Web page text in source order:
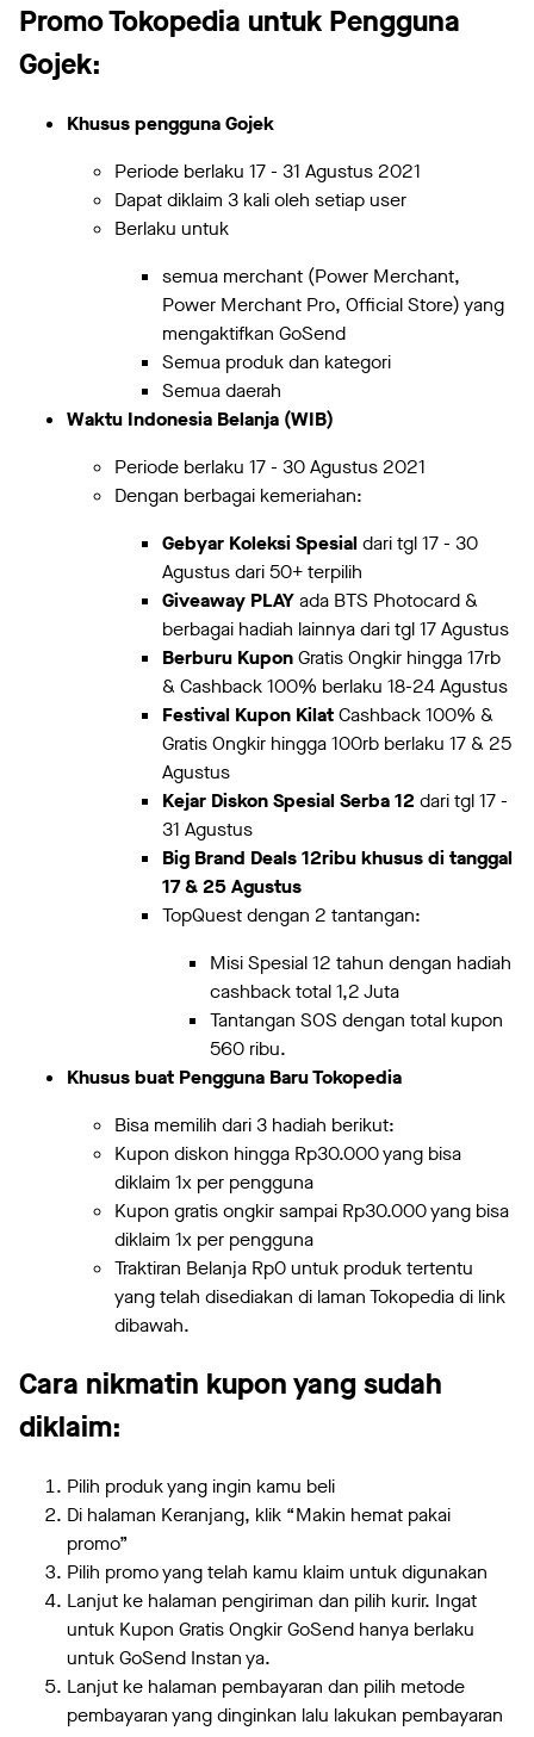
Promo Tokopedia untuk Pengguna
Gojek:
Khusus pengguna Gojek
Periode berlaku 17 - 31 Agustus 2021
Dapat diklaim 3 kali oleh setiap user
Berlaku untuk
semua merchant (Power Merchant,
Power Merchant Pro, Official Store) yang
mengaktifkan GoSend
Semua produk dan kategori
Semua daerah
Waktu Indonesia Belanja (WIB)
Periode berlaku 17 - 30 Agustus 2021
Dengan berbagai kemeriahan:
Gebyar Koleksi Spesialdari tgl 17 - 30
Agustus dari 50+ terpilih
Giveaway PLAYada BTS Photocard &
berbagai hadiah lainnya dari tgl 17 Agustus
Berburu KuponGratis Ongkir hingga 17rb
& Cashback 100% berlaku 18-24 Agustus
Festival Kupon KilatCashback 100% &
Gratis Ongkir hingga 100rb berlaku 17 & 25
Agustus
Kejar Diskon Spesial Serba 12 dari tgl 17 -
31 Agustus
Big Brand Deals 12ribukhusus di tanggal
17 & 25 Agustus
TopQuest dengan 2 tantangan:
Misi Spesial 12 tahun dengan hadiah
cashback total 1,2 Juta
Tantangan SOS dengan total kupon
560 ribu.
Khusus buat Pengguna Baru Tokopedia
Bisa memilih dari 3 hadiah berikut:
Kupon diskon hingga Rp30.000 yang bisa
diklaim 1x per pengguna
Kupon gratis ongkir sampai Rp30.000 yang bisa
diklaim 1x per pengguna
Traktiran Belanja Rp0 untuk produk tertentu
yang telah disediakan di laman Tokopedia di link
dibawah.
Cara nikmatin kupon yang sudah
diklaim:
Pilih produk yang ingin kamu beli
Di halaman Keranjang, klik “Makin hemat pakai
promo”
Pilih promo yang telah kamu klaim untuk digunakan
Lanjut ke halaman pengiriman dan pilih kurir. Ingat
untuk Kupon Gratis Ongkir GoSend hanya berlaku
untuk GoSend Instan ya.
Lanjut ke halaman pembayaran dan pilih metode
pembayaran yang dinginkan lalu lakukan pembayaran